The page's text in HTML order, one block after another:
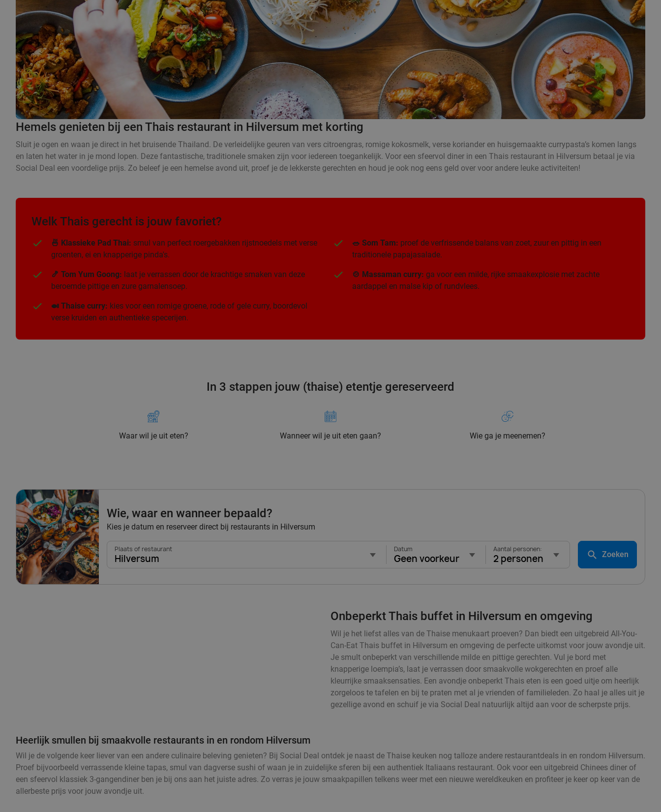
Hemels genieten bij een Thais restaurant in Hilversum met korting
Sluit je ogen en waan je direct in het bruisende Thailand. De verleidelijke geuren van vers citroengras, romige kokosmelk, verse koriander en huisgemaakte currypasta’s komen langs
en laten het water in je mond lopen. Deze fantastische, traditionele smaken zijn voor iedereen toegankelijk. Voor een sfeervol diner in een Thais restaurant in Hilversum betaal je via
Social Deal een voordelige prijs. Zo beleef je een hemelse avond uit, proef je de lekkerste gerechten en houd je ook nog eens geld over voor andere leuke activiteiten!
Welk Thais gerecht is jouw favoriet?
🍜 Klassieke Pad Thai: smul van perfect roergebakken rijstnoedels met verse
groenten, ei en knapperige pinda's.
🍤 Tom Yum Goong: laat je verrassen door de krachtige smaken van deze
beroemde pittige en zure garnalensoep.
🍛 Thaise curry: kies voor een romige groene, rode of gele curry, boordevol
verse kruiden en authentieke specerijen.
🥗 Som Tam: proef de verfrissende balans van zoet, zuur en pittig in een
traditionele papajasalade.
🍲 Massaman curry: ga voor een milde, rijke smaakexplosie met zachte
aardappel en malse kip of rundvlees.
In 3 stappen jouw (thaise) etentje gereserveerd
Waar wil je uit eten? Wanneer wil je uit eten gaan? Wie ga je meenemen?
Wie, waar en wanneer bepaald?
Kies je datum en reserveer direct bij restaurants in Hilversum
Plaats of restaurant
Hilversum
Datum
Geen voorkeur
Aantal personen:
2 personen Zoeken
Onbeperkt Thais buffet in Hilversum en omgeving
Wil je het liefst alles van de Thaise menukaart proeven? Dan biedt een uitgebreid All-You-
Can-Eat Thais buffet in Hilversum en omgeving de perfecte uitkomst voor jouw avondje uit.
Je smult onbeperkt van verschillende milde en pittige gerechten. Vul je bord met
knapperige loempia’s, laat je verrassen door smaakvolle wokgerechten en proef alle
kleurrijke smaaksensaties. Een avondje onbeperkt Thais eten is een goed uitje om heerlijk
zorgeloos te tafelen en bij te praten met al je vrienden of familieleden. Zo haal je alles uit je
gezellige avond en schuif je via Social Deal natuurlijk altijd aan voor de scherpste prijs.
Heerlijk smullen bij smaakvolle restaurants in en rondom Hilversum
Wil je de volgende keer liever van een andere culinaire beleving genieten? Bij Social Deal ontdek je naast de Thaise keuken nog talloze andere restaurantdeals in en rondom Hilversum.
Proef bijvoorbeeld verrassende kleine tapas, smul van dagverse sushi of waan je in zuidelijke sferen bij een authentiek Italiaans restaurant. Ook voor een uitgebreid Chinees diner of
een sfeervol klassiek 3-gangendiner ben je bij ons aan het juiste adres. Zo verras je jouw smaakpapillen telkens weer met een nieuwe wereldkeuken en profiteer je keer op keer van de
allerbeste prijs voor jouw avondje uit.